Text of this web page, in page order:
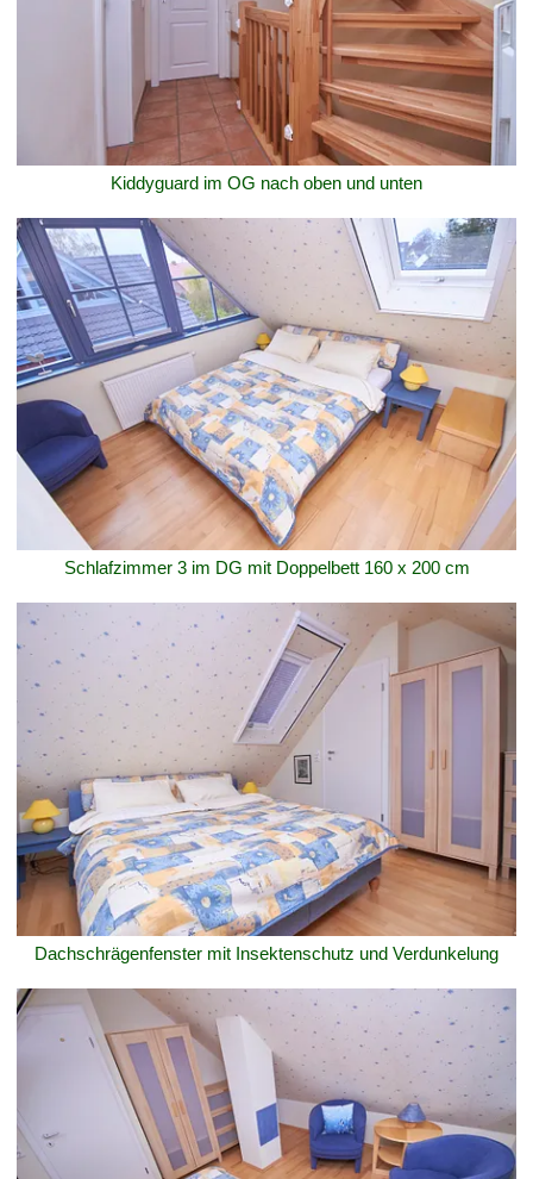
Kiddyguard im OG nach oben und unten
Schlafzimmer 3 im DG mit Doppelbett 160 x 200 cm
Dachschrägenfenster mit Insektenschutz und Verdunkelung